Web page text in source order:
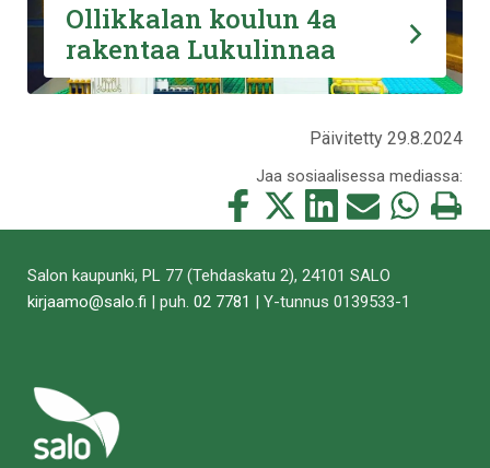
Ollikkalan koulun 4a
rakentaa Lukulinnaa
Päivitetty 29.8.2024
Jaa sosiaalisessa mediassa:
Jaa
tämä
Jaa
tämä
Jaa
tämä
Jaa
tämä
Jaa
tämä
Tulosta
tämä
Salon kaupunki, PL 77 (Tehdaskatu 2), 24101 SALO
kirjaamo@salo.fi | puh. 02 7781 | Y-tunnus 0139533-1